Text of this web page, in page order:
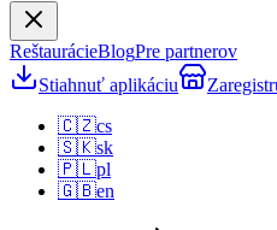
ReštaurácieBlogPre partnerov
Stiahnuť aplikáciu
🇨🇿cs
🇸🇰sk
🇵🇱pl
🇬🇧en